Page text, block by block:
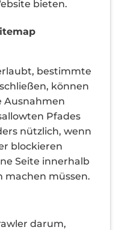
bieten.
bestimmte
können
Ausnahmen
Pfades
nützlich, wenn
blockieren
Seite innerhalb
machen müssen.
darum,